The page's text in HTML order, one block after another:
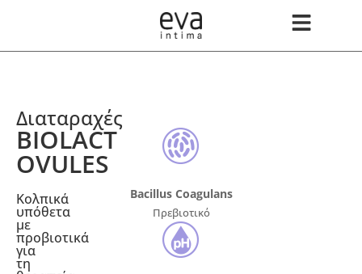
Διαταραχές
BIOLACT
OVULES
Κολπικά
υπόθετα
με
προβιοτικά
για
τη
Bacillus Coagulans
Πρεβιοτικό